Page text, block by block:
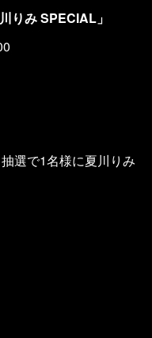
りみ SPECIAL」
選で1名様に夏川りみ